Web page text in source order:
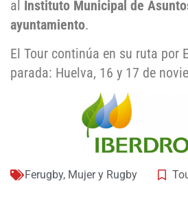
al Instituto Municipal de
ayuntamiento.
El Tour continúa en su ruta por
parada: Huelva, 16 y 17 de
Ferugby, Mujer y Rugby